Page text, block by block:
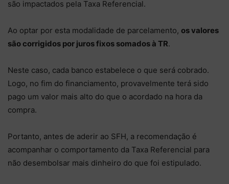
são impactados pela Taxa Referencial.
Ao optar por esta modalidade de parcelamento, os valores
são corrigidos por juros fixos somados à TR.
Neste caso, cada banco estabelece o que será cobrado.
Logo, no fim do financiamento, provavelmente terá sido
pago um valor mais alto do que o acordado na hora da
compra.
Portanto, antes de aderir ao SFH, a recomendação é
acompanhar o comportamento da Taxa Referencial para
não desembolsar mais dinheiro do que foi estipulado.